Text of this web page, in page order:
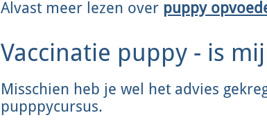
Alvast meer lezen over puppy
Vaccinatie puppy - is
Misschien heb je wel het advies
pupppycursus.